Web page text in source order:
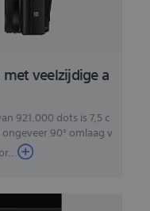
veelzijdige a
921.000 dots is 7,5 c
90° omlaag v